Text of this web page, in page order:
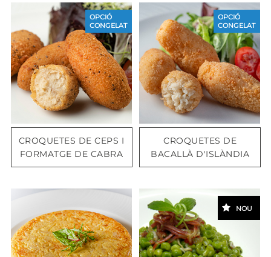
CROQUETES DE CEPS I
FORMATGE DE CABRA
OPCIÓ
CONGELAT
CROQUETES DE
BACALLÀ D'ISLÀNDIA
OPCIÓ
CONGELAT
NOU